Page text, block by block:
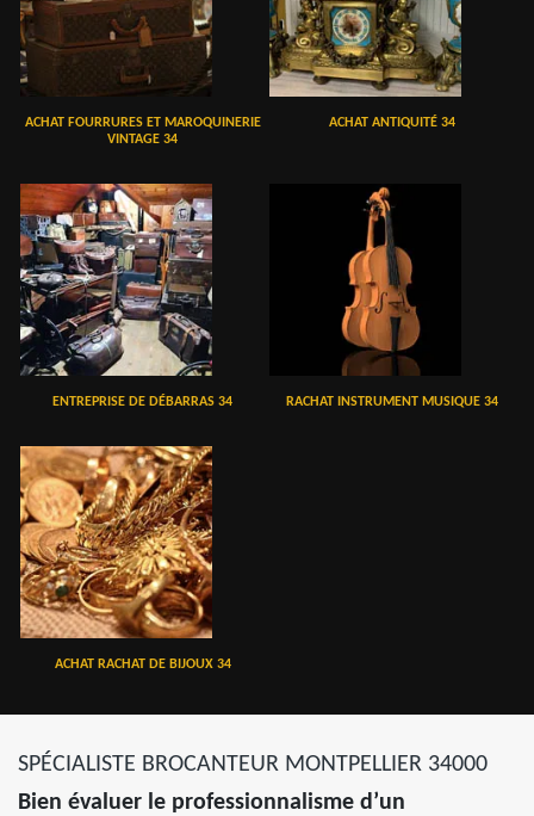
ACHAT FOURRURES ET MAROQUINERIE
VINTAGE 34
ACHAT ANTIQUITÉ 34
ENTREPRISE DE DÉBARRAS 34 RACHAT INSTRUMENT MUSIQUE 34
ACHAT RACHAT DE BIJOUX 34
SPÉCIALISTE BROCANTEUR MONTPELLIER 34000
Bien évaluer le professionnalisme d’un